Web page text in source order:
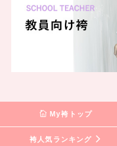
My袴トップ
袴人気ランキング